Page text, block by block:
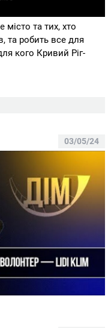
та тих, хто
та робить все для
кого Кривий Ріг-
03/05/24